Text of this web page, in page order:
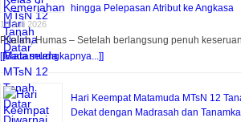
hingga Pelepasan Atribut ke Angkasa
18 Juli 2026
Pitalah, Humas – Setelah berlangsung penuh
[[Baca selengkapnya...]]
Hari Keempat Matamuda MTsN 12
Dekat dengan Madrasah dan